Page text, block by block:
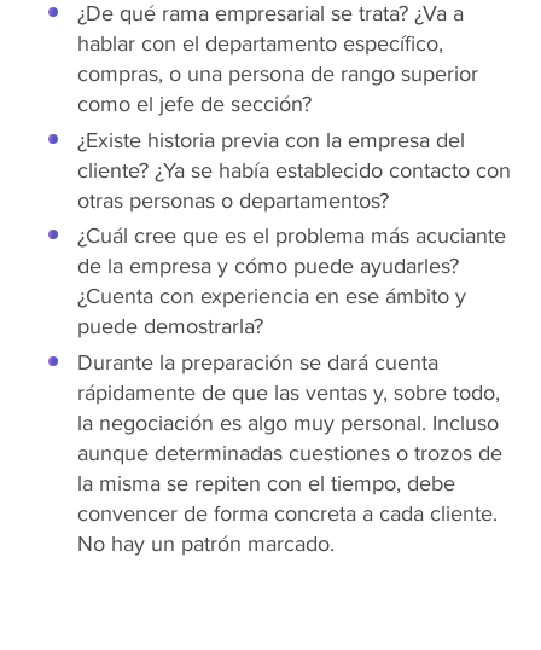
¿De qué rama empresarial se trata? ¿Va a
hablar con el departamento específico,
compras, o una persona de rango superior
como el jefe de sección?
¿Existe historia previa con la empresa del
cliente? ¿Ya se había establecido contacto con
otras personas o departamentos?
¿Cuál cree que es el problema más acuciante
de la empresa y cómo puede ayudarles?
¿Cuenta con experiencia en ese ámbito y
puede demostrarla?
Durante la preparación se dará cuenta
rápidamente de que las ventas y, sobre todo,
la negociación es algo muy personal. Incluso
aunque determinadas cuestiones o trozos de
la misma se repiten con el tiempo, debe
convencer de forma concreta a cada cliente.
No hay un patrón marcado.